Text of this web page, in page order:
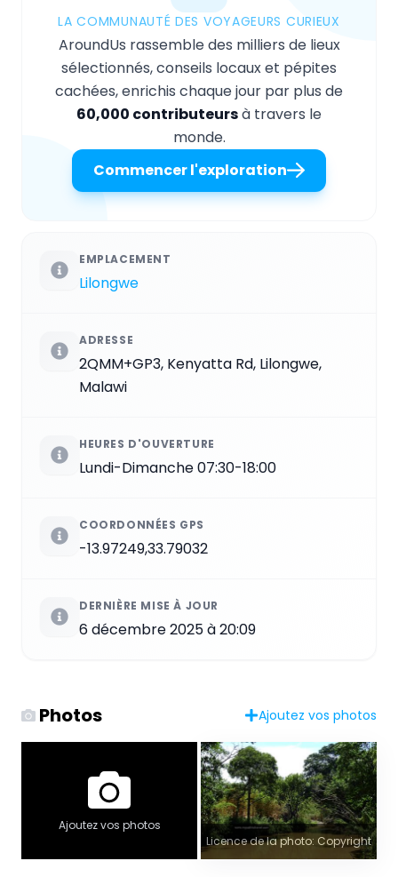
LA COMMUNAUTÉ DES VOYAGEURS CURIEUX
AroundUs rassemble des milliers de lieux
sélectionnés, conseils locaux et pépites
cachées, enrichis chaque jour par plus de
60,000 contributeursà travers le
monde.
Commencer l'exploration
EMPLACEMENT
Lilongwe
ADRESSE
2QMM+GP3, Kenyatta Rd, Lilongwe,
Malawi
HEURES D'OUVERTURE
Lundi-Dimanche 07:30-18:00
COORDONNÉES GPS
-13.97249,33.79032
DERNIÈRE MISE À JOUR
6 décembre 2025 à 20:09
Photos Ajoutez vos photos
Ajoutez vos photos
Licence de la photo: Copyright